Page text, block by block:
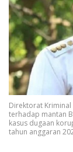
Direktorat Kriminal
terhadap mantan
kasus dugaan
tahun anggaran